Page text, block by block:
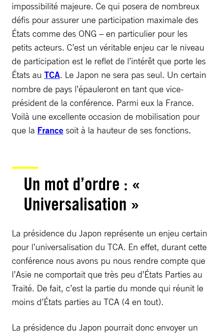
impossibilité majeure. Ce qui posera de nombreux
défis pour assurer une participation maximale des
États comme des ONG – en particulier pour les
petits acteurs. C’est un véritable enjeu car le niveau
de participation est le reflet de l’intérêt que porte les
États au TCA. Le Japon ne sera pas seul. Un certain
nombre de pays l’épauleront en tant que vice-
président de la conférence. Parmi eux la France.
Voilà une excellente occasion de mobilisation pour
que la France soit à la hauteur de ses fonctions.
Un mot d’ordre : «
Universalisation »
La présidence du Japon représente un enjeu certain
pour l’universalisation du TCA. En effet, durant cette
conférence nous avons pu nous rendre compte que
l’Asie ne comportait que très peu d’États Parties au
Traité. De fait, c’est la partie du monde qui réunit le
moins d’États parties au TCA (4 en tout).
La présidence du Japon pourrait donc envoyer un